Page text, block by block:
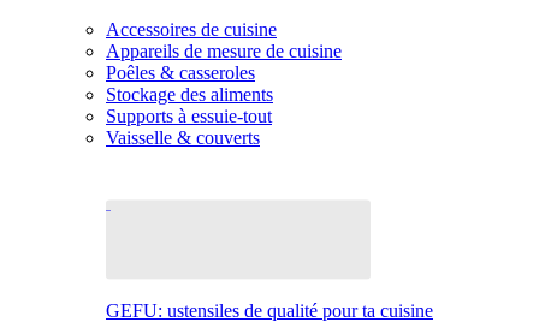
Accessoires de cuisine
Appareils de mesure de cuisine
Poêles & casseroles
Stockage des aliments
Supports à essuie-tout
Vaisselle & couverts
GEFU: ustensiles de qualité pour ta cuisine